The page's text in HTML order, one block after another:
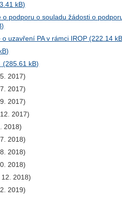
podporu o souladu žádosti o
uzavření PA v rámci IROP
2017)
2017)
2017)
2017)
2018)
2018)
2018)
2018)
12. 2018)
2019)